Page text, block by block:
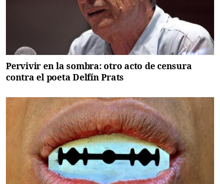
Pervivir en la sombra: otro acto de censura
contra el poeta Delfín Prats